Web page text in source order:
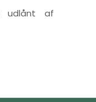
udlånt af